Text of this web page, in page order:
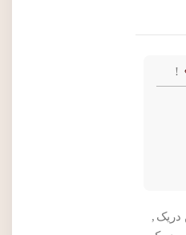
دریک ,